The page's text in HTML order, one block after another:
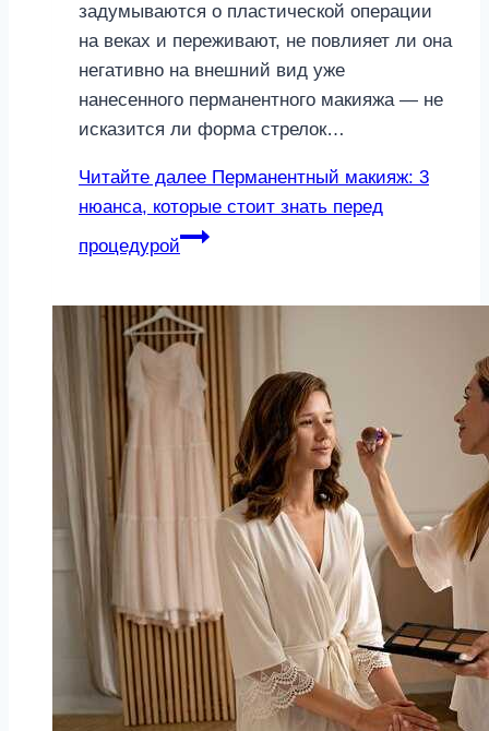
задумываются о пластической операции
на веках и переживают, не повлияет ли она
негативно на внешний вид уже
нанесенного перманентного макияжа — не
исказится ли форма стрелок…
Читайте далее Перманентный макияж: 3
нюанса, которые стоит знать перед
процедурой